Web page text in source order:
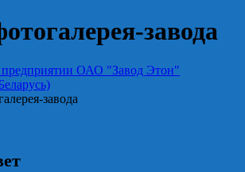
завода
ОАО "Завод Этон"
завода